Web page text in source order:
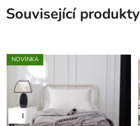
Související produkty
NOVINKA